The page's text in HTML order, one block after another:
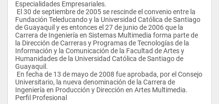
Especialidades Empresariales.
Fundación Teleducando y la Universidad Católica de Santiago
de Guayaquil y es entonces el 27 de junio de 2006 que la
Carrera de Ingeniería en Sistemas Multimedia forma parte de
la Dirección de Carreras y Programas de Tecnologías de la
Información y la Comunicación de la Facultad de Artes y
Humanidades de la Universidad Católica de Santiago de
Guayaquil.
Universitario, la nueva denominación de la Carrera de
Ingeniería en Producción y Dirección en Artes Multimedia.
Perfil Profesional